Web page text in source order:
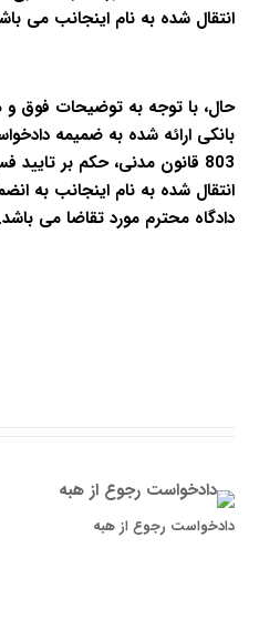
انتقال شده به نام اینجانب می
حال، با توجه به توضیحات فوق
803 قانون مدنی، حکم بر
انتقال شده به نام اینجانب به
دادگاه محترم مورد تقاضا می باشد.
دادخواست رجوع از هبه